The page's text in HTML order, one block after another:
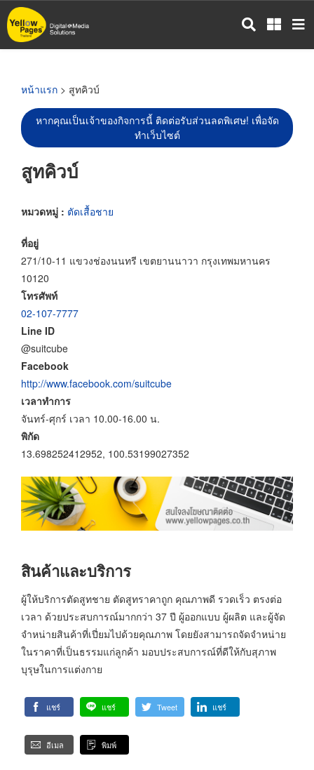
ข้าม
ไป
หน้าแรก > สูทคิวบ์
หากคุณเป็นเจ้าของกิจการนี้ ติดต่อรับส่วนลดพิเศษ! เพื่อจัด
ทำเว็บไซต์
สูทคิวบ์
หมวดหมู่ : ตัดเสื้อชาย
ที่อยู่
271/10-11 แขวงช่องนนทรี เขตยานนาวา กรุงเทพมหานคร
10120
โทรศัพท์
02-107-7777
Line ID
@suitcube
Facebook
http://www.facebook.com/suitcube
เวลาทำการ
จันทร์-ศุกร์ เวลา 10.00-16.00 น.
พิกัด
13.698252412952, 100.53199027352
สินค้าและบริการ
ผู้ให้บริการตัดสูทชาย ตัดสูทราคาถูก คุณภาพดี รวดเร็ว ตรงต่อ
เวลา ด้วยประสบการณ์มากกว่า 37 ปี ผู้ออกแบบ ผู้ผลิต และผู้จัด
จำหน่ายสินค้าที่เปี่ยมไปด้วยคุณภาพ โดยยังสามารถจัดจำหน่าย
ในราคาที่เป็นธรรมแก่ลูกค้า มอบประสบการณ์ที่ดีให้กับสุภาพ
บุรุษในการแต่งกาย
แชร์ แชร์ Tweet แชร์
อีเมล พิมพ์